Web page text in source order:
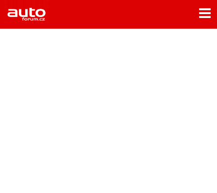
Home
Rubriky